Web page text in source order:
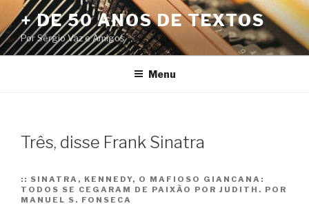
Pular
para
o
conteúdo
+ DE 50 ANOS DE TEXTOS
Por Sérgio Vaz e Amigos
Menu
Três, disse Frank Sinatra
:: SINATRA, KENNEDY, O MAFIOSO GIANCANA:
TODOS SE CEGARAM DE PAIXÃO POR JUDITH. POR
MANUEL S. FONSECA